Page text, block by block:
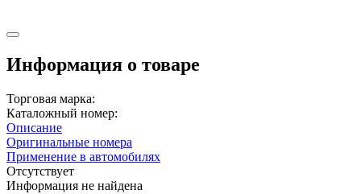
Информация о товаре
Торговая марка:
Каталожный номер:
Описание
Оригинальные номера
Применение в автомобилях
Отсутствует
Информация не найдена